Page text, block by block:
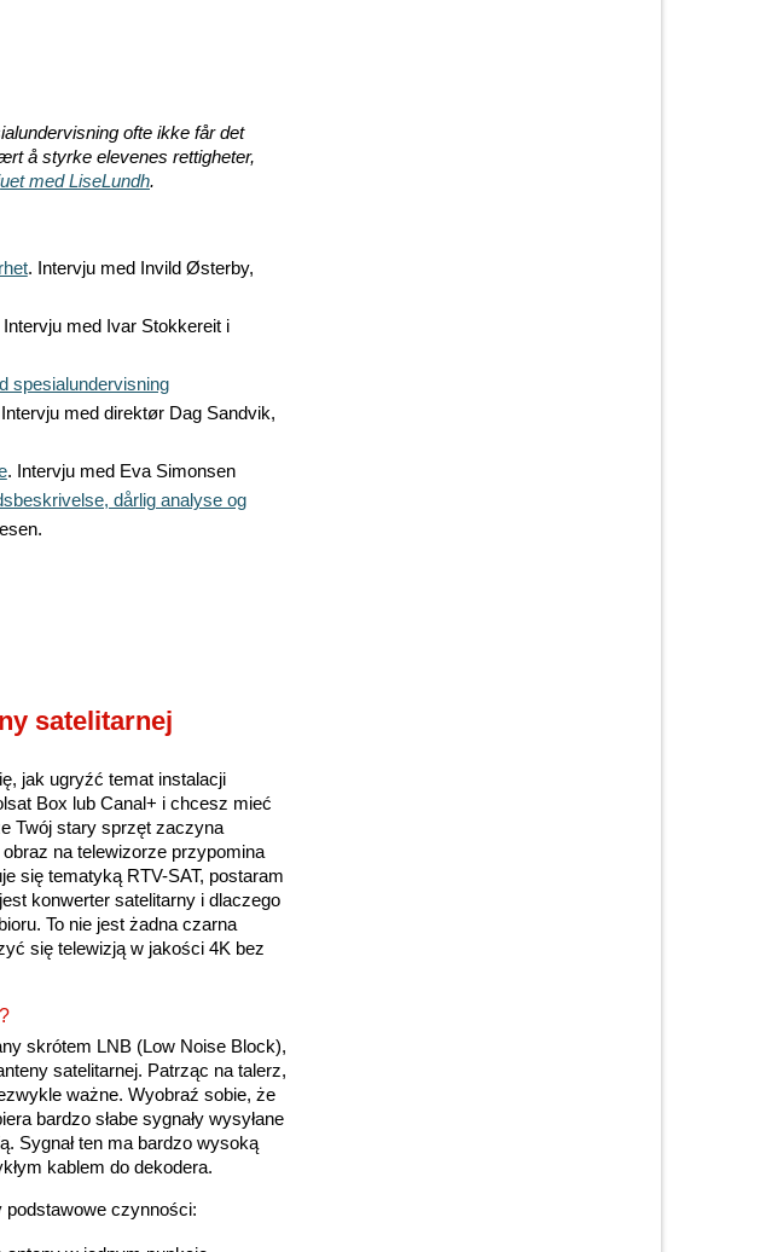
ofte ikke får det
å styrke elevenes rettigheter,
med LiseLundh.
. Intervju med Invild Østerby,
Intervju med Ivar Stokkereit i
spesialundervisning
med direktør Dag Sandvik,
. Intervju med Eva Simonsen
dårlig analyse og
satelitarnej
jak ugryźć temat instalacji
Box lub Canal+ i chcesz mieć
Twój stary sprzęt zaczyna
na telewizorze przypomina
się tematyką RTV-SAT, postaram
konwerter satelitarny i dlaczego
To nie jest żadna czarna
się telewizją w jakości 4K bez
skrótem LNB (Low Noise Block),
satelitarnej. Patrząc na talerz,
ważne. Wyobraź sobie, że
bardzo słabe sygnały wysyłane
Sygnał ten ma bardzo wysoką
kablem do dekodera.
podstawowe czynności: